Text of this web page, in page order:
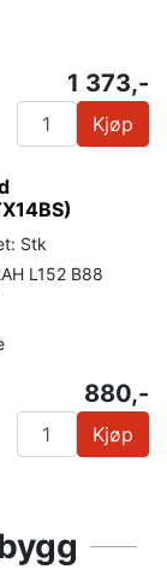
1 373,-
Kjøp
Stk
L152 B88
880,-
Kjøp